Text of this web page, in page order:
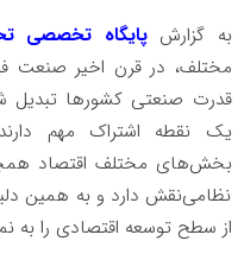
به گزارشپایگاه تخصصی
مختلف، در قرن اخیر صنعت
قدرت صنعتی کشورها تبدیل
یک نقطه اشتراک مهم
بخش‌های مختلف اقتصاد
نظامی‌نقش دارد و به همین
از سطح توسعه اقتصادی را به